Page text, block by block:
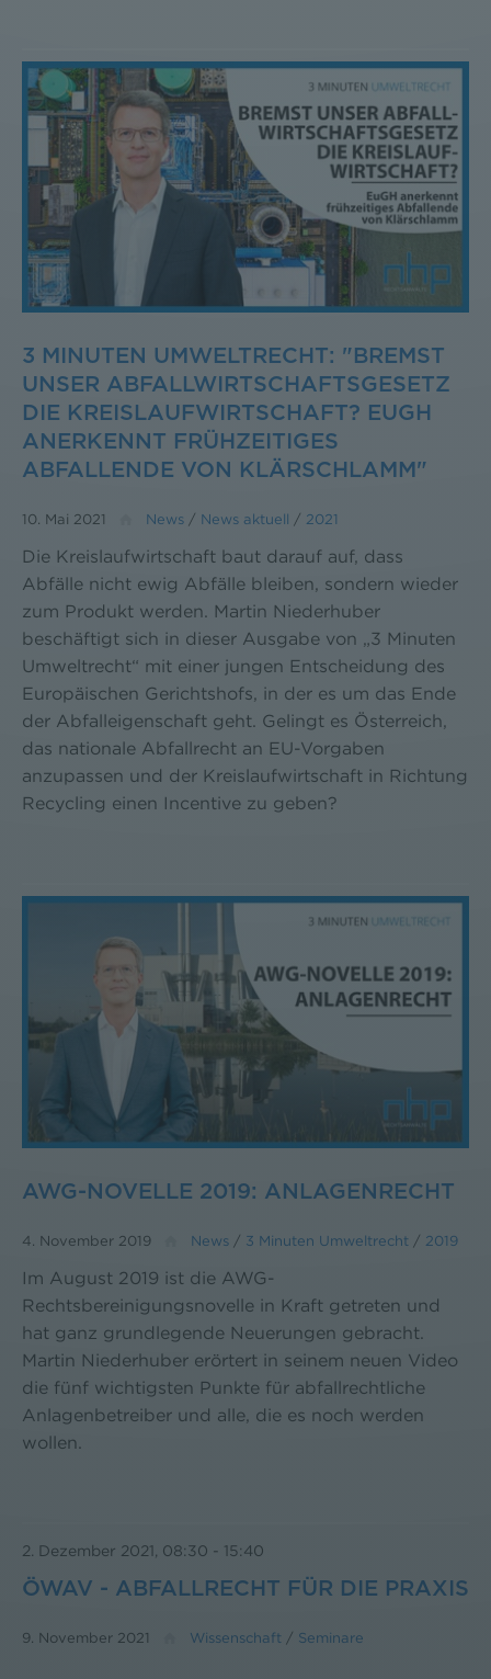
3 MINUTEN UMWELTRECHT: "BREMST
UNSER ABFALLWIRTSCHAFTSGESETZ
DIE KREISLAUFWIRTSCHAFT? EUGH
ANERKENNT FRÜHZEITIGES
ABFALLENDE VON KLÄRSCHLAMM"
10. Mai 2021 News / News aktuell / 2021
Die Kreislaufwirtschaft baut darauf auf, dass
Abfälle nicht ewig Abfälle bleiben, sondern wieder
zum Produkt werden. Martin Niederhuber
beschäftigt sich in dieser Ausgabe von „3 Minuten
Umweltrecht“ mit einer jungen Entscheidung des
Europäischen Gerichtshofs, in der es um das Ende
der Abfalleigenschaft geht. Gelingt es Österreich,
das nationale Abfallrecht an EU-Vorgaben
anzupassen und der Kreislaufwirtschaft in Richtung
Recycling einen Incentive zu geben?
AWG-NOVELLE 2019: ANLAGENRECHT
4. November 2019 News / 3 Minuten Umweltrecht / 2019
Im August 2019 ist die AWG-
Rechtsbereinigungsnovelle in Kraft getreten und
hat ganz grundlegende Neuerungen gebracht.
Martin Niederhuber erörtert in seinem neuen Video
die fünf wichtigsten Punkte für abfallrechtliche
Anlagenbetreiber und alle, die es noch werden
wollen.
2. Dezember 2021, 08:30 - 15:40
ÖWAV - ABFALLRECHT FÜR DIE PRAXIS
9. November 2021 Wissenschaft / Seminare